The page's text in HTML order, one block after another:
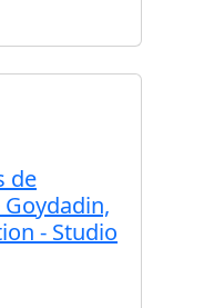
de
- Studio